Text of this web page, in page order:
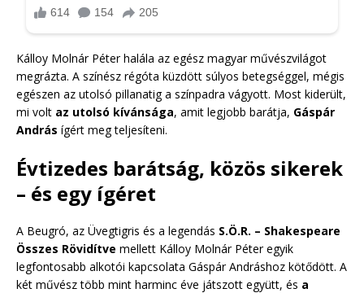
Kálloy Molnár Péter halála az egész magyar művészvilágot
megrázta. A színész régóta küzdött súlyos betegséggel, mégis
egészen az utolsó pillanatig a színpadra vágyott. Most kiderült,
mi volt az utolsó kívánsága, amit legjobb barátja, Gáspár
András ígért meg teljesíteni.
Évtizedes barátság, közös sikerek
– és egy ígéret
A Beugró, az Üvegtigris és a legendás S.Ö.R. – Shakespeare
Összes Rövidítve mellett Kálloy Molnár Péter egyik
legfontosabb alkotói kapcsolata Gáspár Andráshoz kötődött. A
két művész több mint harminc éve játszott együtt, és a